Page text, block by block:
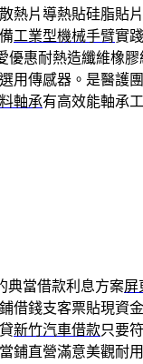
熱片導熱貼硅脂貼
工業型機械手臂實
優惠耐熱造纖維橡膠
用傳感器。是醫護
軸承有高效能軸承
典當借款利息方案屏
借錢支客票貼現資
新竹汽車借款只要
鋪直營滿意美觀耐用